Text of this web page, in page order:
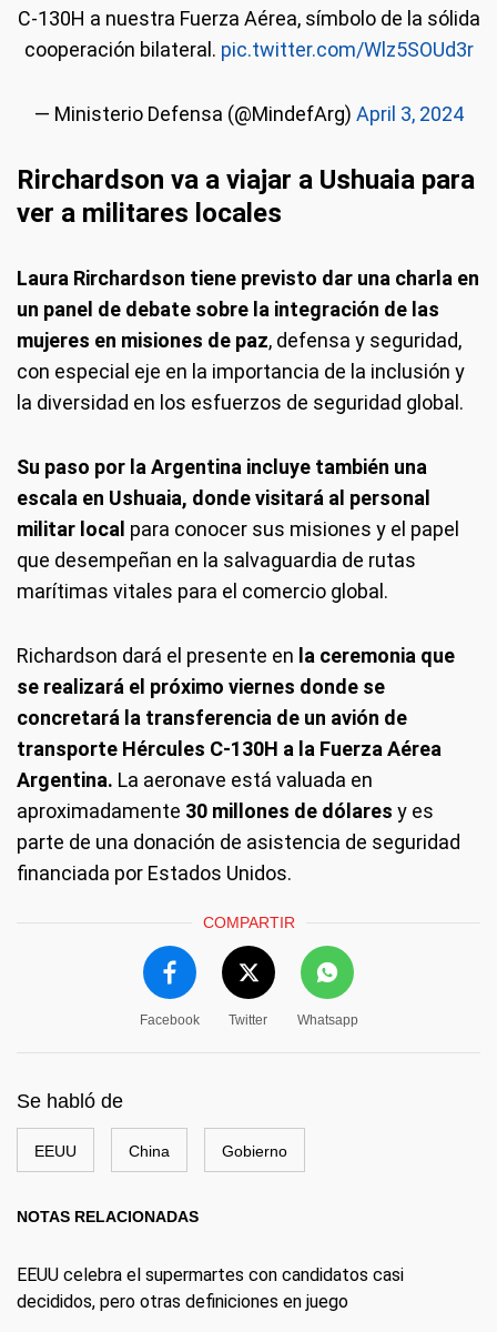
C-130H a nuestra Fuerza Aérea, símbolo de la sólida
cooperación bilateral. pic.twitter.com/Wlz5SOUd3r
— Ministerio Defensa (@MindefArg) April 3, 2024
Rirchardson va a viajar a Ushuaia para
ver a militares locales
Laura Rirchardson tiene previsto dar una charla en
un panel de debate sobre la integración de las
mujeres en misiones de paz, defensa y seguridad,
con especial eje en la importancia de la inclusión y
la diversidad en los esfuerzos de seguridad global.
Su paso por la Argentina incluye también una
escala en Ushuaia, donde visitará al personal
militar local para conocer sus misiones y el papel
que desempeñan en la salvaguardia de rutas
marítimas vitales para el comercio global.
Richardson dará el presente en la ceremonia que
se realizará el próximo viernes donde se
concretará la transferencia de un avión de
transporte Hércules C-130H a la Fuerza Aérea
Argentina. La aeronave está valuada en
aproximadamente 30 millones de dólares y es
parte de una donación de asistencia de seguridad
financiada por Estados Unidos.
COMPARTIR
Facebook Twitter Whatsapp
Se habló de
EEUU China Gobierno
NOTAS RELACIONADAS
EEUU celebra el supermartes con candidatos casi
decididos, pero otras definiciones en juego